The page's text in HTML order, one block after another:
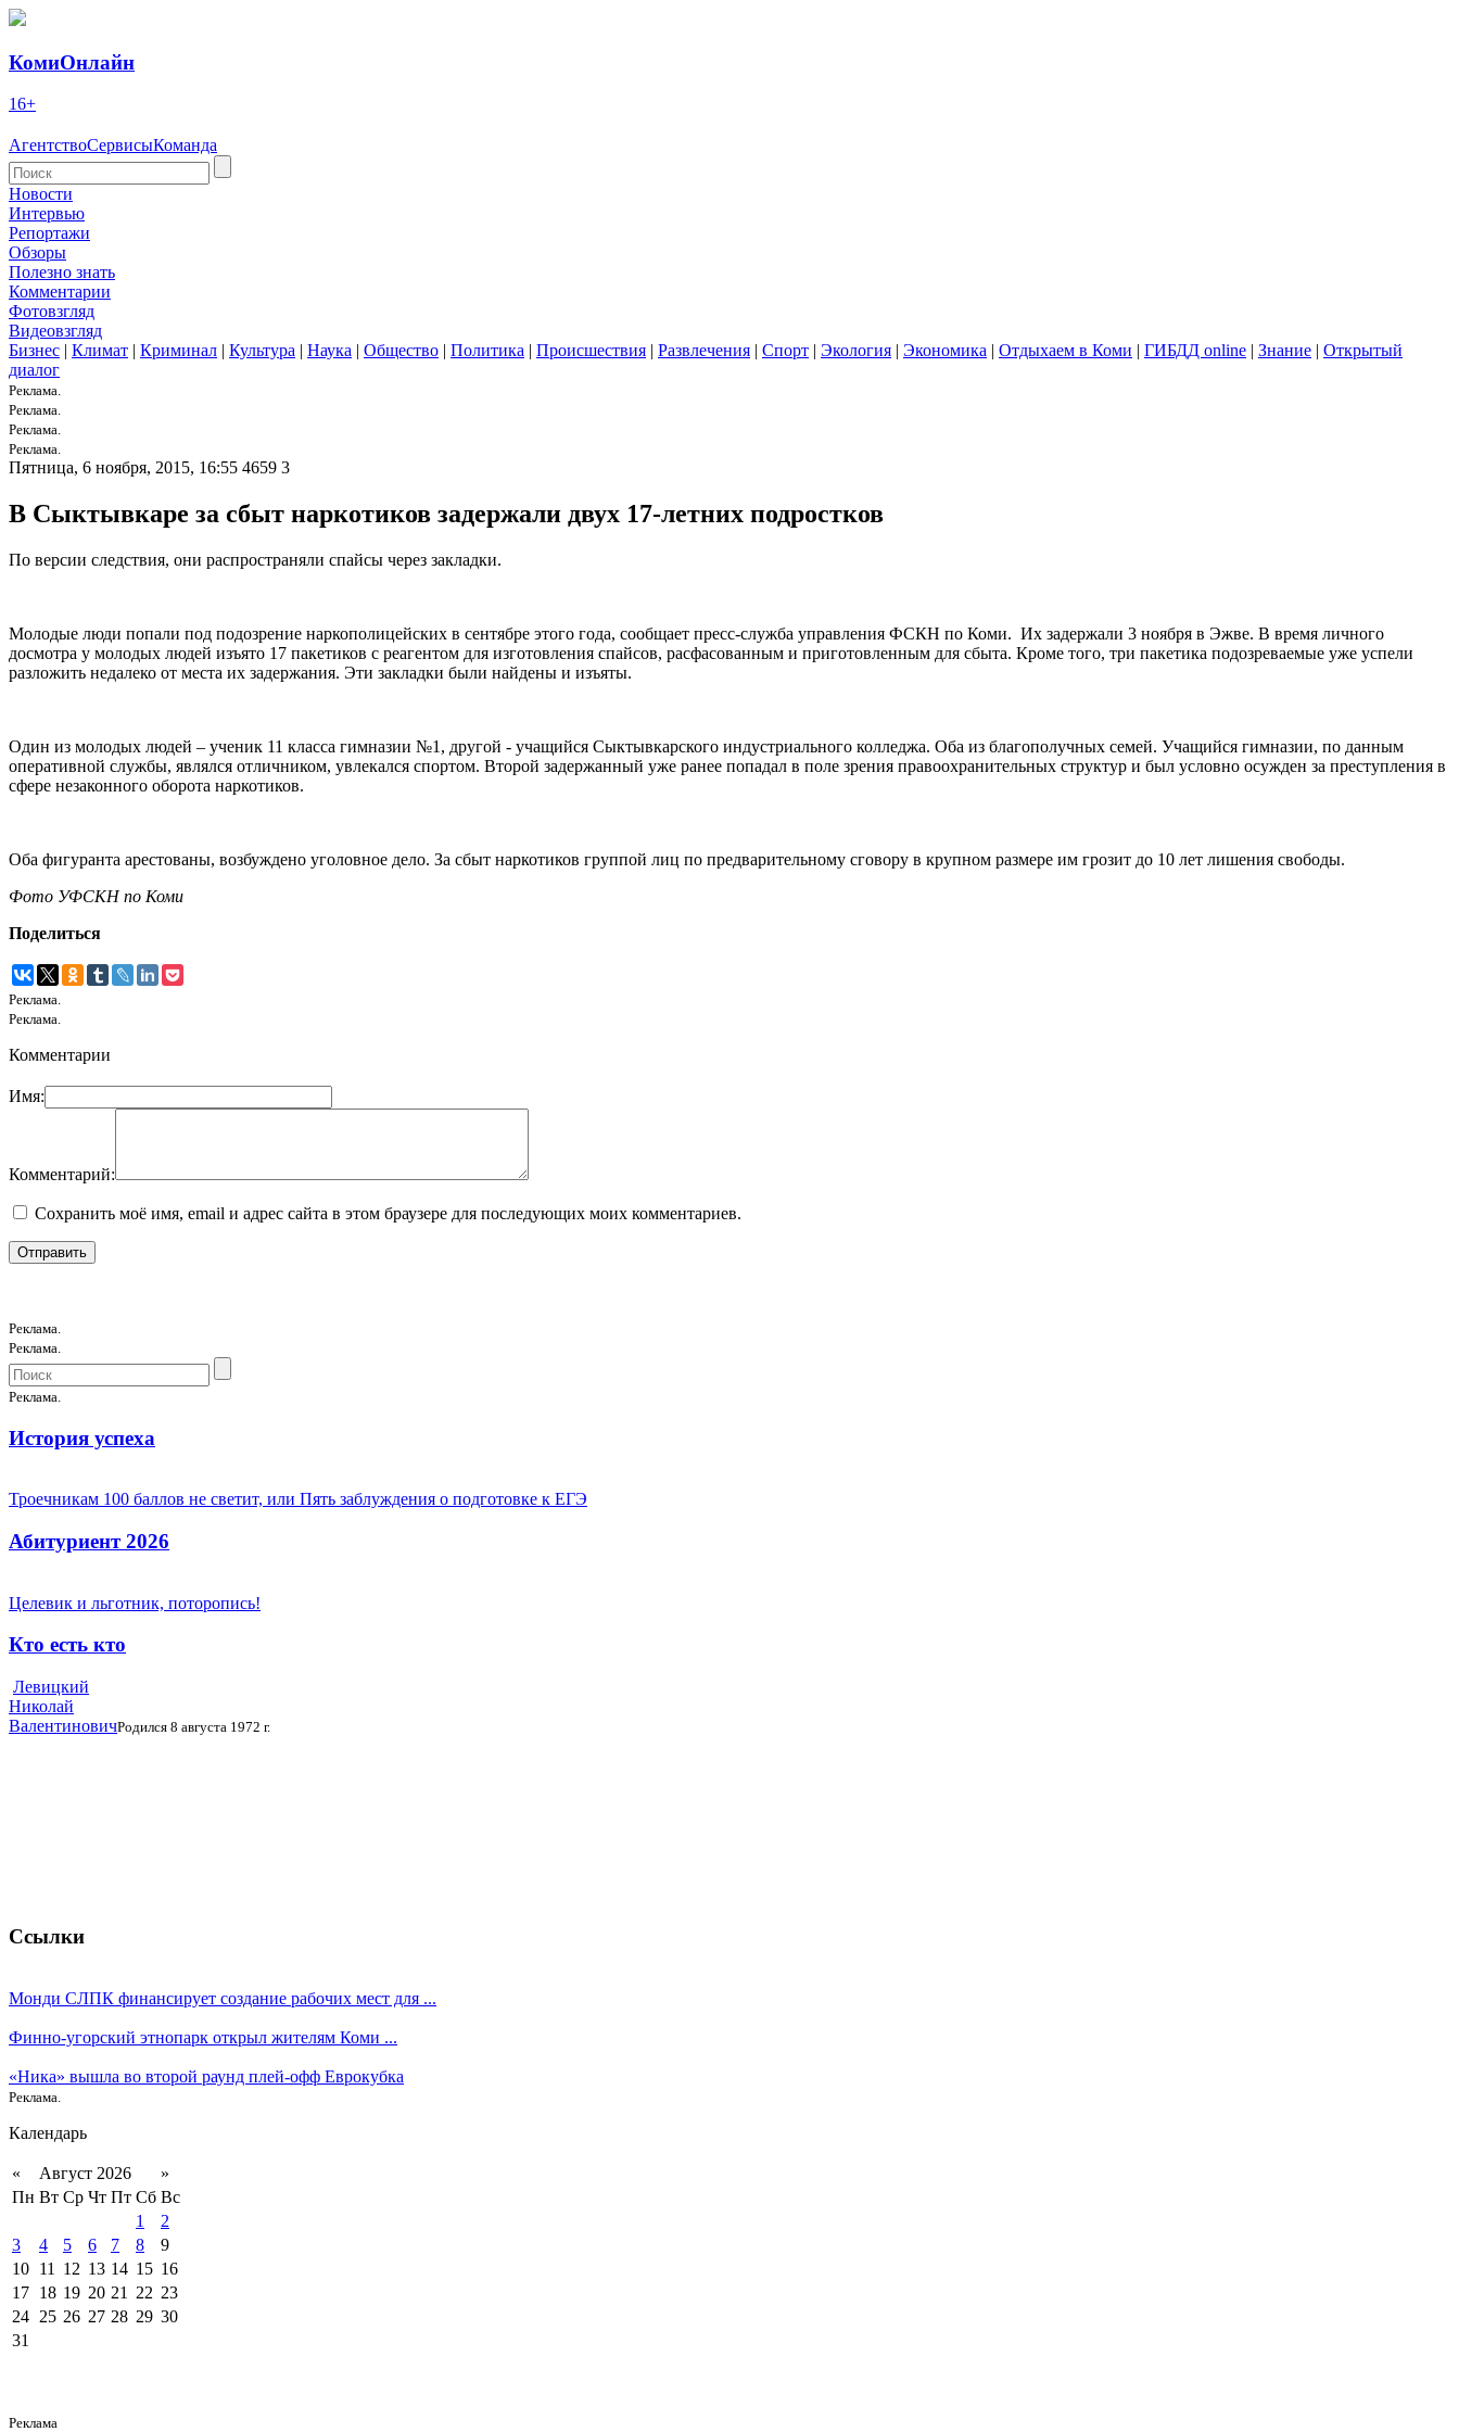
КомиОнлайн
16+
АгентствоСервисыКоманда
Новости
Интервью
Репортажи
Обзоры
Полезно знать
Комментарии
Фотовзгляд
Видеовзгляд
Бизнес | Климат | Криминал | Культура | Наука | Общество | Политика | Происшествия | Развлечения | Спорт | Экология | Экономика | Отдыхаем в Коми | ГИБДД online | Знание | Открытый
диалог
Реклама.
Реклама.
Реклама.
Реклама.
Пятница, 6 ноября, 2015, 16:55 4659 3
В Сыктывкаре за сбыт наркотиков задержали двух 17-летних подростков
По версии следствия, они распространяли спайсы через закладки.
Молодые люди попали под подозрение наркополицейских в сентябре этого года, сообщает пресс-служба управления ФСКН по Коми. Их задержали 3 ноября в Эжве. В время личного
досмотра у молодых людей изъято 17 пакетиков с реагентом для изготовления спайсов, расфасованным и приготовленным для сбыта. Кроме того, три пакетика подозреваемые уже успели
разложить недалеко от места их задержания. Эти закладки были найдены и изъяты.
Один из молодых людей – ученик 11 класса гимназии №1, другой - учащийся Сыктывкарского индустриального колледжа. Оба из благополучных семей. Учащийся гимназии, по данным
оперативной службы, являлся отличником, увлекался спортом. Второй задержанный уже ранее попадал в поле зрения правоохранительных структур и был условно осужден за преступления в
сфере незаконного оборота наркотиков.
Оба фигуранта арестованы, возбуждено уголовное дело. За сбыт наркотиков группой лиц по предварительному сговору в крупном размере им грозит до 10 лет лишения свободы.
Фото УФСКН по Коми
Поделиться
Реклама.
Реклама.
Комментарии
Имя:
Комментарий:
Сохранить моё имя, email и адрес сайта в этом браузере для последующих моих комментариев.
Реклама.
Реклама.
Реклама.
История успеха
Троечникам 100 баллов не светит, или Пять заблуждения о подготовке к ЕГЭ
Абитуриент 2026
Целевик и льготник, поторопись!
Кто есть кто
Левицкий
Николай
ВалентиновичРодился 8 августа 1972 г.
Ссылки
Монди СЛПК финансирует создание рабочих мест для ...
Финно-угорский этнопарк открыл жителям Коми ...
«Ника» вышла во второй раунд плей-офф Еврокубка
Реклама.
Календарь
« Август 2026
»
Пн Вт Ср Чт Пт Сб Вс
1
2
3
4 5 6 7 8
9
10 11 12 13 14 15 16
17 18 19 20 21 22 23
24 25 26 27 28 29 30
31
Реклама